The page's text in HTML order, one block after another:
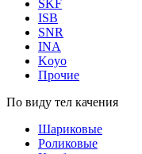
SKF
ISB
SNR
INA
Koyo
Прочие
По виду тел качения
Шариковые
Роликовые